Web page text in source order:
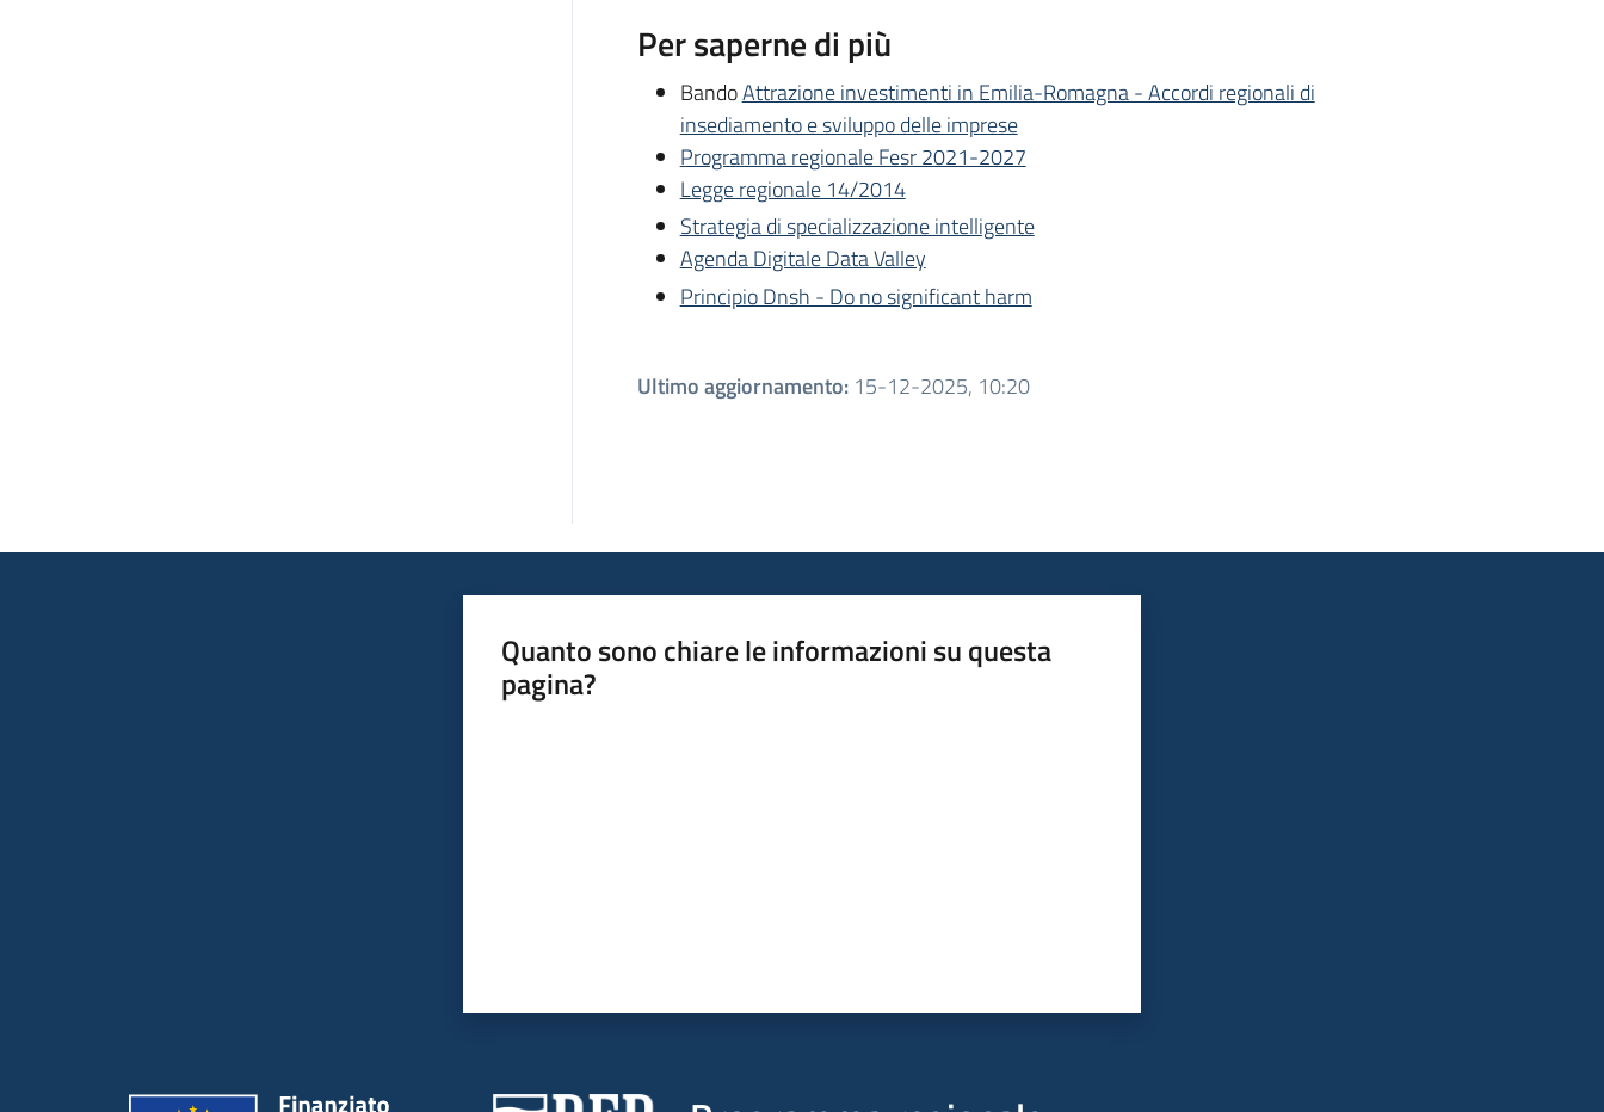
Per saperne di più
BandoAttrazione investimenti in Emilia-Romagna - Accordi regionali di
insediamento e sviluppo delle imprese
Programma regionale Fesr 2021-2027
Legge regionale 14/2014
Strategia di specializzazione intelligente
Agenda Digitale Data Valley
Principio Dnsh - Do no significant harm
Ultimo aggiornamento: 15-12-2025, 10:20
Quanto sono chiare le informazioni su questa
pagina?